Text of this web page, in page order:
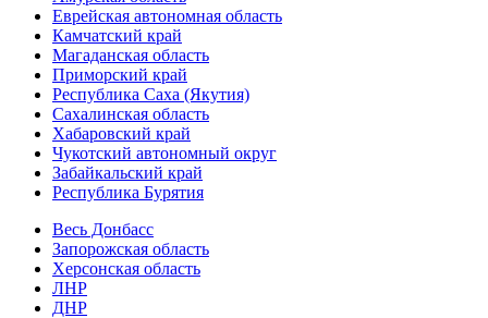
Еврейская автономная область
Камчатский край
Магаданская область
Приморский край
Республика Саха (Якутия)
Сахалинская область
Хабаровский край
Чукотский автономный округ
Забайкальский край
Республика Бурятия
Весь Донбасс
Запорожская область
Херсонская область
ЛНР
ДНР